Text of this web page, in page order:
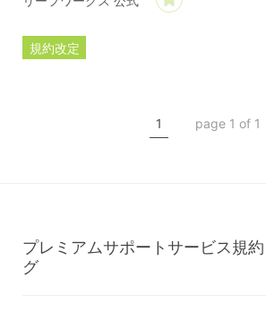
規約改定
1 page 1 of 1
プレミアムサポートサービス規約
グ